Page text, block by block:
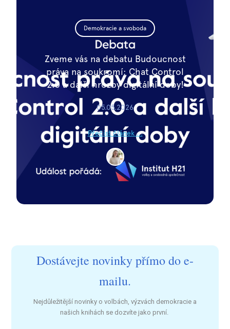
Demokracie a svoboda
Zveme vás na debatu Budoucnost
práva na soukromí: Chat Control
2.0 a další hrozby digitální doby!
05.05.2026
Přečíst článek ...
Dostávejte novinky přímo do e-
mailu.
Nejdůležitější novinky o volbách, výzvách demokracie a
našich knihách se dozvíte jako první.